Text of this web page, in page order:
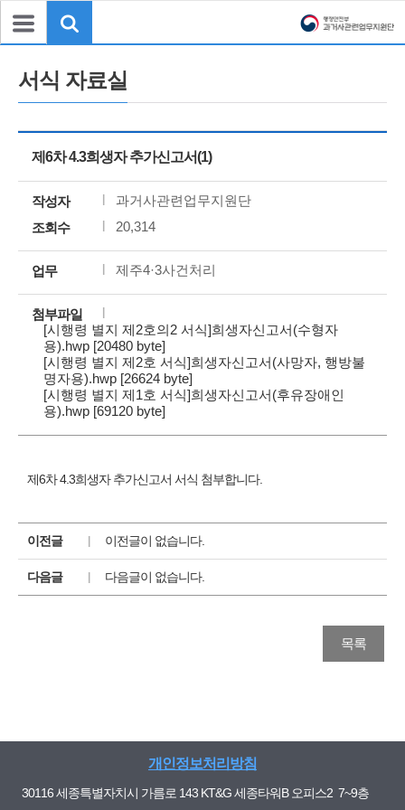
서식 자료실
제6차 4.3희생자 추가신고서(1)
작성자
과거사관련업무지원단
조회수
20,314
업무 제주4·3사건처리
첨부파일
[시행령 별지 제2호의2 서식]희생자신고서(수형자
용).hwp [20480 byte]
[시행령 별지 제2호 서식]희생자신고서(사망자, 행방불
명자용).hwp [26624 byte]
[시행령 별지 제1호 서식]희생자신고서(후유장애인
용).hwp [69120 byte]
제6차 4.3희생자 추가신고서 서식 첨부합니다.
이전글 이전글이 없습니다.
다음글 다음글이 없습니다.
목록
개인정보처리방침
30116 세종특별자치시 가름로 143 KT&G 세종타워B 오피스2 7~9층